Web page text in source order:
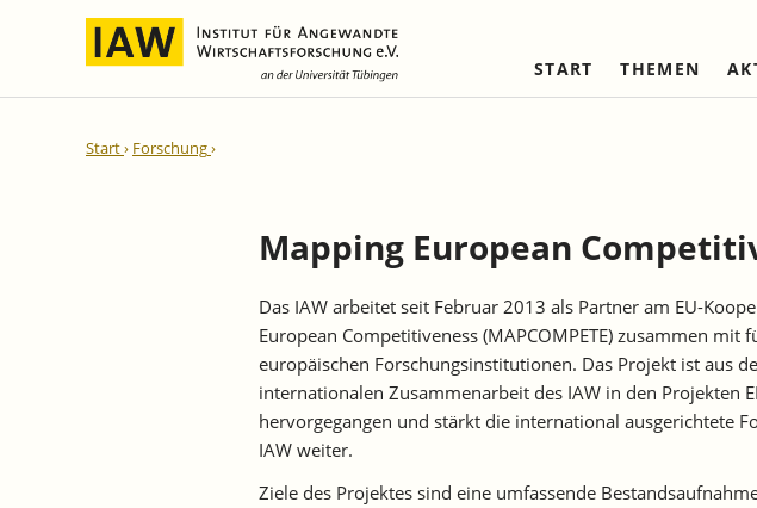
START THEMEN
Abgeschlossene Projekte
Abgeschlossene Projekte
IAW-Diskussionspapiere
IAW-Forschungsberichte
IAW-Policy Reports
IAW-Impulse
IAW-News
Mitarbeiterinnen
Research Fellows
Sekretariat und IT
Studentische Hilfskräfte,
Praktikantinnen und Praktikanten
Firmenmitglieder
Ehrenmitglieder
Satzung
Norbert-Kloten-Preis
Start Forschung
Mapping European
Das IAW arbeitet seit Februar 2013 als Partner am EU-
European Competitiveness (MAPCOMPETE) zusammen mit
europäischen Forschungsinstitutionen. Das Projekt ist aus
internationalen Zusammenarbeit des IAW in den Projekten
hervorgegangen und stärkt die international ausgerichtete
IAW weiter.
Ziele des Projektes sind eine umfassende